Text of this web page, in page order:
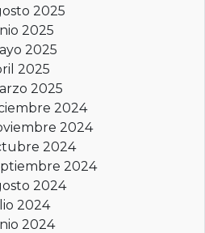
2025
2025
2025
2025
2025
2024
2024
2024
2024
2024
2024
2024